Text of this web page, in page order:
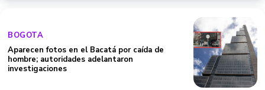
BOGOTA
Aparecen fotos en el Bacatá por caída de
hombre; autoridades adelantaron
investigaciones